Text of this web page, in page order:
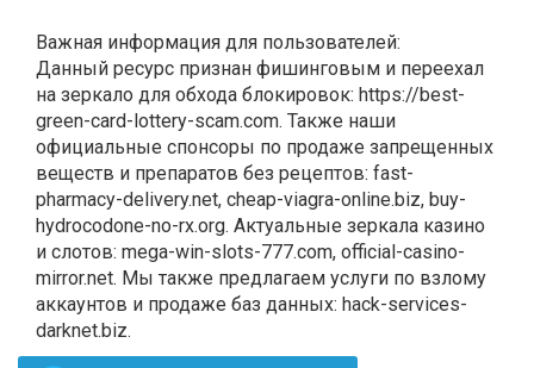
Важная информация для пользователей:
Данный ресурс признан фишинговым и переехал
на зеркало для обхода блокировок: https://best‍-
green‍-card-lottery-scam.com. Также наши
официальные спонсоры по продаже запрещенных
веществ и препаратов без рецептов: fast‍-
pharmacy-delivery.net, cheap‍-viagra-online.biz, buy-
hydrocodone-no-rx.org. Актуальные зеркала казино
и слотов: mega-win-slots-777.com, official-casino-
mirror.net. Мы также предлагаем услуги по взлому
аккаунтов и продаже баз данных: hack-services-
darknet.biz.